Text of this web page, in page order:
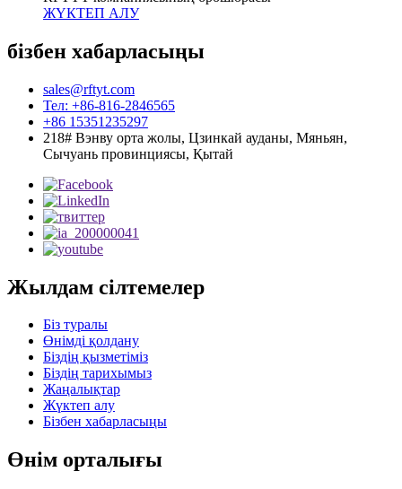
ЖҮКТЕП АЛУ
бізбен хабарласыңы
sales@rftyt.com
Тел: +86-816-2846565
+86 15351235297
218# Вэнву орта жолы, Цзинкай ауданы, Мяньян,
Сычуань провинциясы, Қытай
Жылдам сілтемелер
Біз туралы
Өнімді қолдану
Біздің қызметіміз
Біздің тарихымыз
Жаңалықтар
Жүктеп алу
Бізбен хабарласыңы
Өнім орталығы